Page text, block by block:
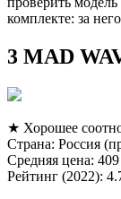
комплекте: за
3 MAD
★ Хорошее
Страна: Россия
Средняя цена:
Рейтинг (2022):